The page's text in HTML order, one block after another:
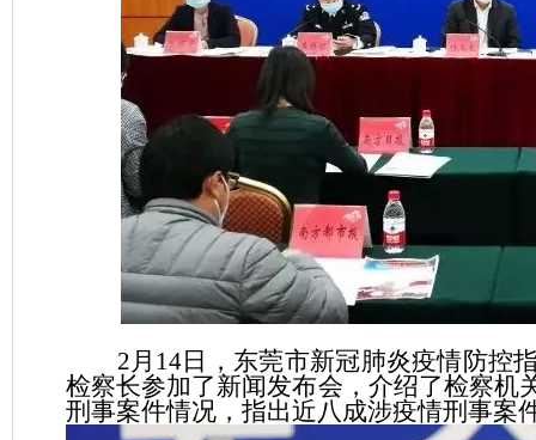
2月14日，东莞市新冠肺炎疫情防控
检察长参加了新闻发布会，介绍了检察机
刑事案件情况，指出近八成涉疫情刑事案